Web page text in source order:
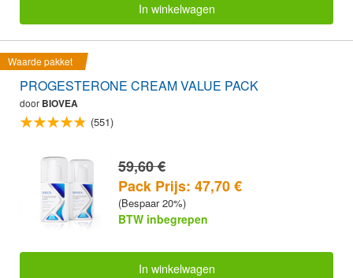
In winkelwagen
Waarde pakket
PROGESTERONE CREAM VALUE PACK
door BIOVEA
(551)
59,60 €
Pack Prijs: 47,70 €
(Bespaar 20%)
BTW inbegrepen
In winkelwagen